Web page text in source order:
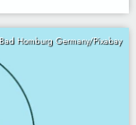
Homburg Germany/Pixabay